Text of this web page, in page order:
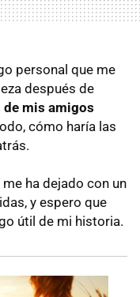
personal que me
después de
mis amigos
cómo haría las
ha dejado con un
y espero que
útil de mi historia.